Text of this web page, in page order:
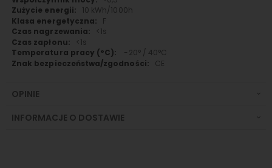
10 kWh/1000h
F
<1s
<1s
-20° / 40°C
CE
OPINIE
INFORMACJE O DOSTAWIE